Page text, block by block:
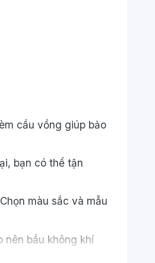
cầu vồng giúp bảo
bạn có thể tận
màu sắc và mẫu
nên bầu không khí